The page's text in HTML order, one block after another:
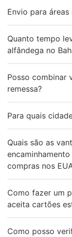
Envio para
Quanto tempo
alfândega no
Posso combinar
remessa?
Para quais
Quais são as
compras nos
Como fazer um
aceita cartões
Como posso